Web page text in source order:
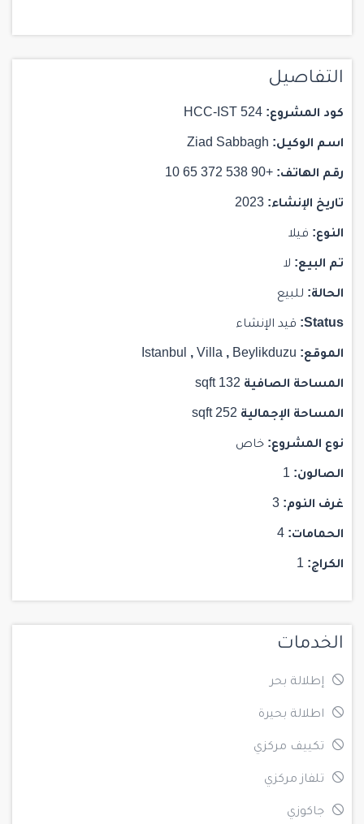
التفاصيل
كود المشروع:
اسم الوكيل:
رقم الهاتف: +90 538 372 65 10
تاريخ الإنشاء:
النوع: فيلا
تم البيع:
الحالة:
Status: قيد الإنشاء
الموقع: Istanbul , Villa , Beylikduzu
المساحة الصافية
المساحة الإجمالية
نوع المشروع: خاص
الصالون:
غرف النوم:
الحمامات:
الكراج:
الخدمات
إطلالة بحر
اطلالة بحيرة
تكييف مركزي
تلفاز مركزي
جاكوزي